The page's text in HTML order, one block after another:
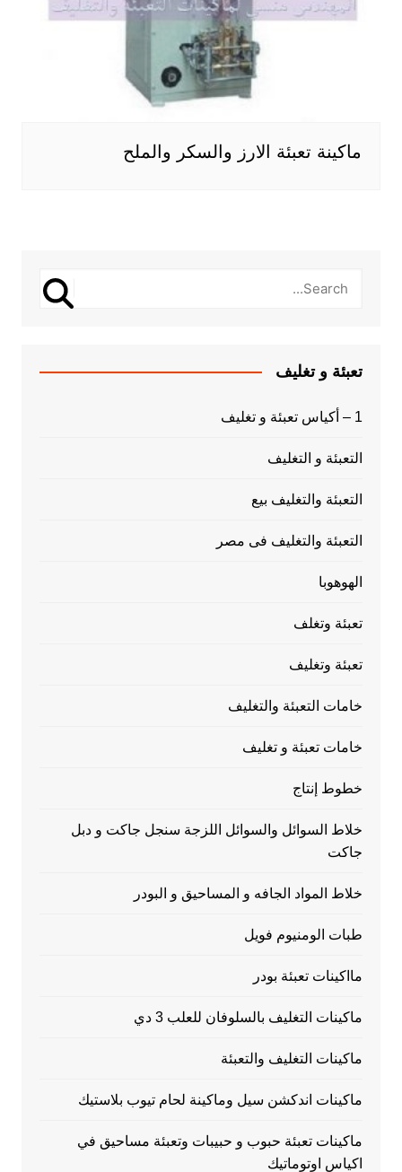
ماكينة تعبئة الارز والسكر والملح
تعبئة و تغليف
1 – أكياس تعبئة و تغليف
التعبئة و التغليف
التعبئة والتغليف بيع
التعبئة والتغليف فى مصر
الهوهوبا
تعبئة وتغلف
تعبئة وتغليف
خامات التعبئة والتغليف
خامات تعبئة و تغليف
خطوط إنتاج
خلاط السوائل والسوائل اللزجة سنجل جاكت و دبل
جاكت
خلاط المواد الجافه و المساحيق و البودر
طبات الومنيوم فويل
مااكينات تعبئة بودر
ماكينات التغليف بالسلوفان للعلب 3 دي
ماكينات التغليف والتعبئة
ماكينات اندكشن سيل وماكينة لحام تيوب بلاستيك
ماكينات تعبئة حبوب و حبيبات وتعبئة مساحيق في
اكياس اوتوماتيك